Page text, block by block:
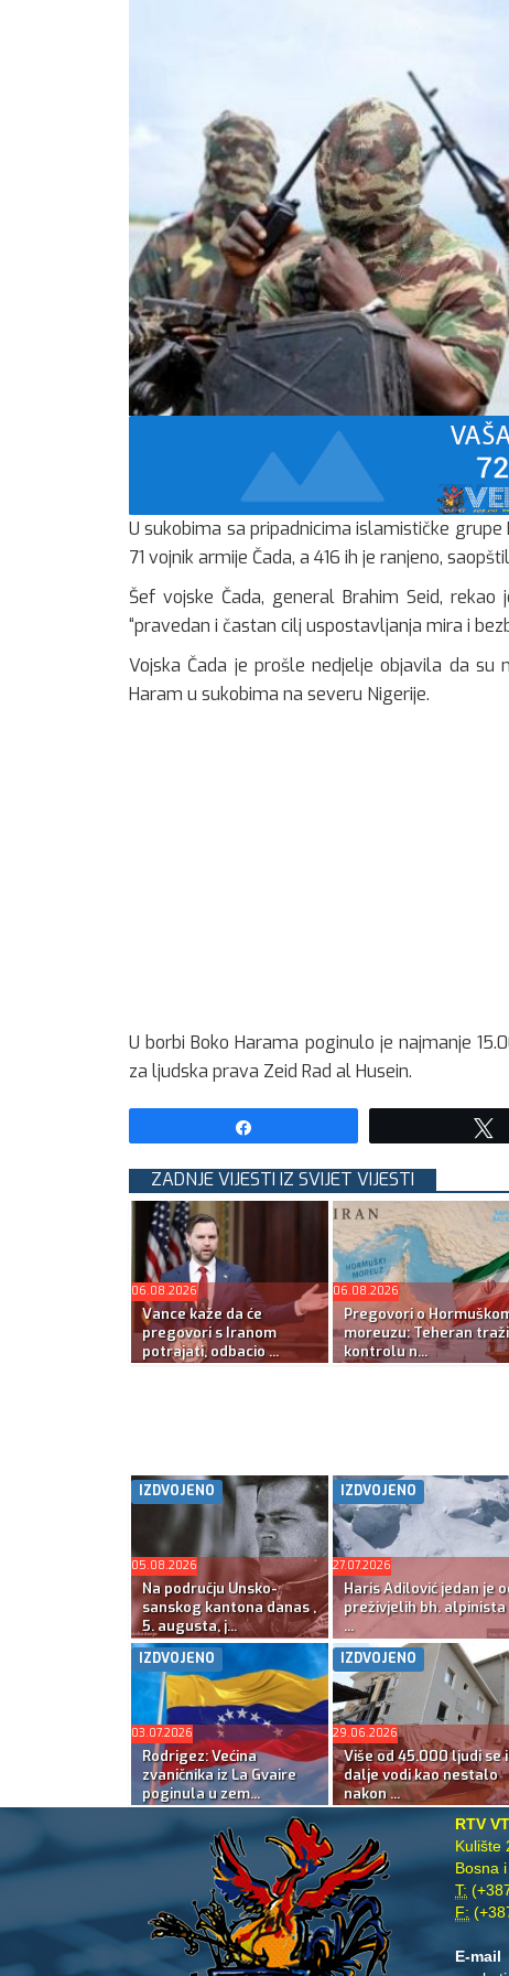
U sukobima sa pripadnicima islamističke
71 vojnik armije Čada, a 416 ih je ranjeno,
Šef vojske Čada, general Brahim Seid,
“pravedan i častan cilj uspostavljanja mira i
Vojska Čada je prošle nedjelje objavila da
Haram u sukobima na severu Nigerije.
U borbi Boko Harama poginulo je najmanje
za ljudska prava Zeid Rad al Husein.
ZADNJE VIJESTI IZ SVIJET VIJESTI
06.08.2026
Vance kaže da će
pregovori s Iranom
potrajati, odbacio ...
06.08.2026
Pregovori o
moreuzu: Teheran traži
kontrolu n...
IZDVOJENO
05.08.2026
Na području Unsko-
sanskog kantona danas ,
5. augusta, j...
IZDVOJENO
27.07.2026
Haris Adilović jedan je
preživjelih bh. alpinista
...
IZDVOJENO
03.07.2026
Rodrigez: Većina
zvaničnika iz La Gvaire
poginula u zem...
IZDVOJENO
29.06.2026
Više od 45.000 ljudi se i
dalje vodi kao nestalo
nakon ...
RTV
Kulište
Bosna
T:
F:
E-mail